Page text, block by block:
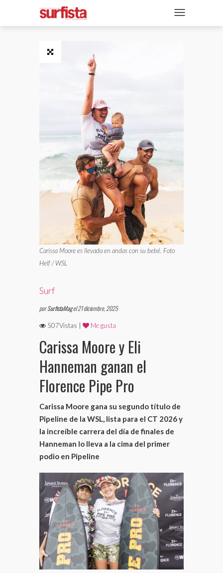
NAVEGACIÓN
REVISTA DIGITAL
Carissa Moore es llevada en andas con su bebé. Foto
Helf / WSL
Surf
porSurfistaMagel 21 diciembre, 2025
507Vistas | Me gusta
Carissa Moore y Eli
Hanneman ganan el
Florence Pipe Pro
Carissa Moore gana su segundo título de
Pipeline de la WSL, lista para el CT 2026 y
la increíble carrera del día de finales de
Hanneman lo lleva a la cima del primer
podio en Pipeline